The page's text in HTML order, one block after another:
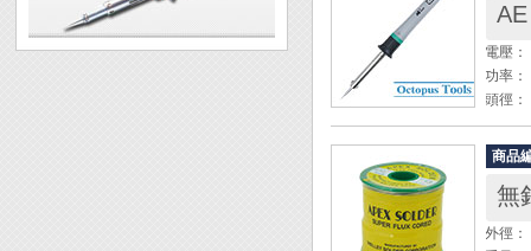
電壓
功率
頭徑
◆ 可搭
商品
無
外徑